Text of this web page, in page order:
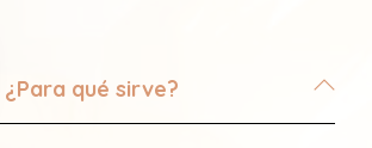
¿Para qué sirve?